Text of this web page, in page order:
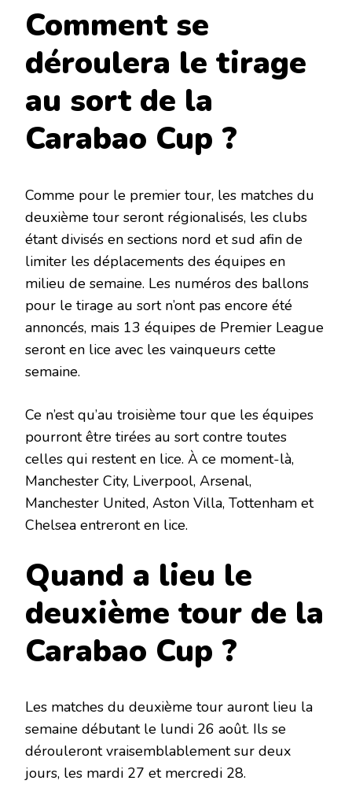
Comment se
déroulera le tirage
au sort de la
Carabao Cup ?
Comme pour le premier tour, les matches du
deuxième tour seront régionalisés, les clubs
étant divisés en sections nord et sud afin de
limiter les déplacements des équipes en
milieu de semaine. Les numéros des ballons
pour le tirage au sort n’ont pas encore été
annoncés, mais 13 équipes de Premier League
seront en lice avec les vainqueurs cette
semaine.
Ce n’est qu’au troisième tour que les équipes
pourront être tirées au sort contre toutes
celles qui restent en lice. À ce moment-là,
Manchester City, Liverpool, Arsenal,
Manchester United, Aston Villa, Tottenham et
Chelsea entreront en lice.
Quand a lieu le
deuxième tour de la
Carabao Cup ?
Les matches du deuxième tour auront lieu la
semaine débutant le lundi 26 août. Ils se
dérouleront vraisemblablement sur deux
jours, les mardi 27 et mercredi 28.